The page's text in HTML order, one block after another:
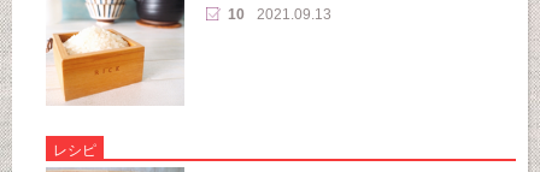
10 2021.09.13
レシピ